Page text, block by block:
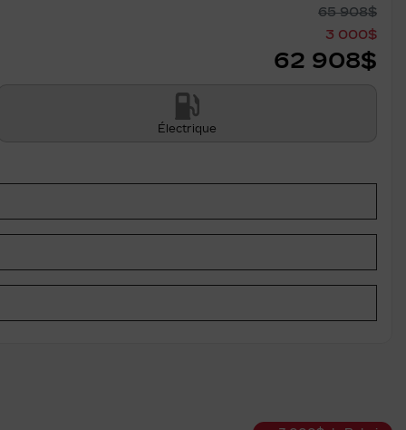
65 908$
3 000$
62 908$
Électrique